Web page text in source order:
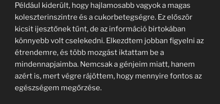
Például kiderült, hogy hajlamosabb vagyok a magas
koleszterinszintre és a cukorbetegségre. Ez először
kicsit ijesztőnek tűnt, de az információ birtokában
könnyebb volt cselekedni. Elkezdtem jobban figyelni az
étrendemre, és több mozgást iktattam be a
mindennapjaimba. Nemcsak a génjeim miatt, hanem
azért is, mert végre rájöttem, hogy mennyire fontos az
egészségem megőrzése.